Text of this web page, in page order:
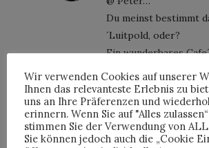
Du meinst bestimmt
´Luitpold, oder?
Ein wunderbares
tollesten Service in
absolut zu
Wir verwenden Cookies auf unserer
Ihnen das relevanteste Erlebnis zu
uns an Ihre Präferenzen und
erinnern. Wenn Sie auf "Alles
stimmen Sie der Verwendung von
Sie können jedoch auch die „Cookie